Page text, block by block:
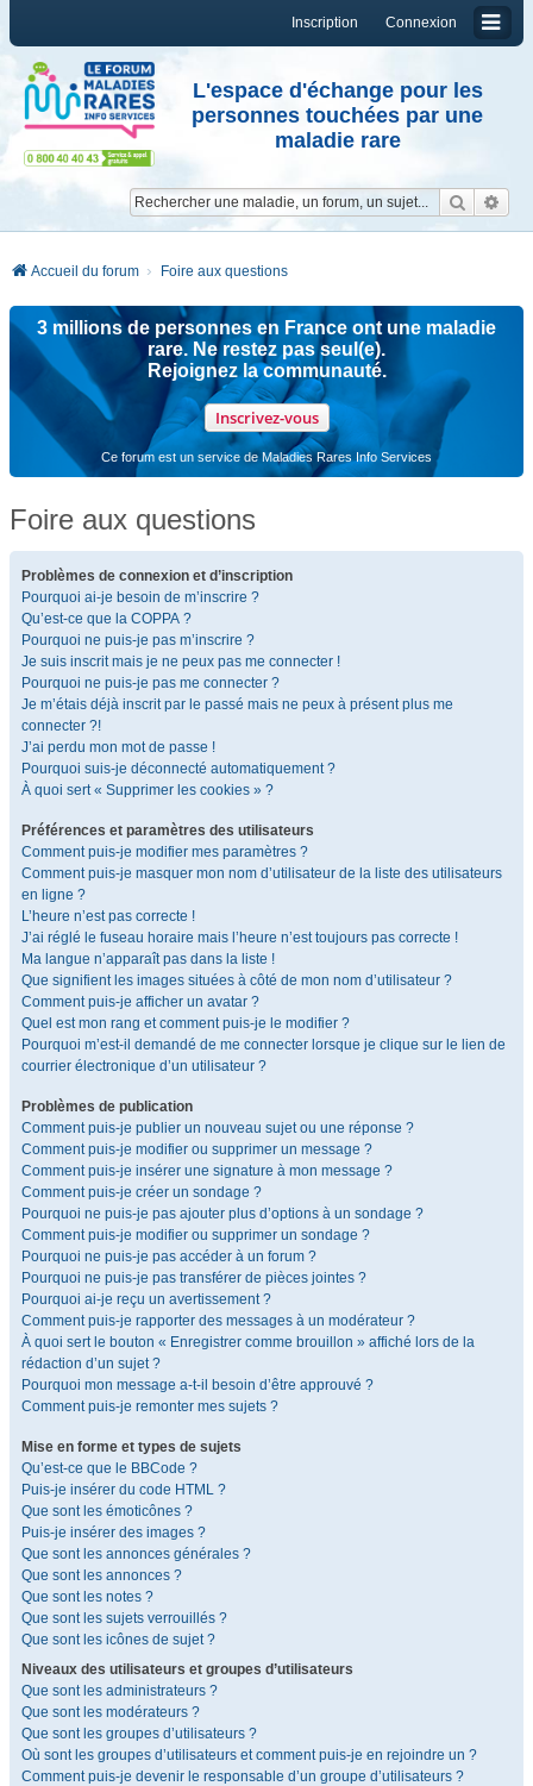
Connexion
Inscription
L'espace d'échange pour les
personnes touchées par une
maladie rare
Accueil du forum Foire aux questions
3 millions de personnes en France ont une maladie
rare. Ne restez pas seul(e).
Rejoignez la communauté.
Inscrivez-vous
Ce forum est un service de Maladies Rares Info Services
Foire aux questions
Problèmes de connexion et d’inscription
Pourquoi ai-je besoin de m’inscrire ?
Qu’est-ce que la COPPA ?
Pourquoi ne puis-je pas m’inscrire ?
Je suis inscrit mais je ne peux pas me connecter !
Pourquoi ne puis-je pas me connecter ?
Je m’étais déjà inscrit par le passé mais ne peux à présent plus me
connecter ?!
J’ai perdu mon mot de passe !
Pourquoi suis-je déconnecté automatiquement ?
À quoi sert « Supprimer les cookies » ?
Préférences et paramètres des utilisateurs
Comment puis-je modifier mes paramètres ?
Comment puis-je masquer mon nom d’utilisateur de la liste des utilisateurs
en ligne ?
L’heure n’est pas correcte !
J’ai réglé le fuseau horaire mais l’heure n’est toujours pas correcte !
Ma langue n’apparaît pas dans la liste !
Que signifient les images situées à côté de mon nom d’utilisateur ?
Comment puis-je afficher un avatar ?
Quel est mon rang et comment puis-je le modifier ?
Pourquoi m’est-il demandé de me connecter lorsque je clique sur le lien de
courrier électronique d’un utilisateur ?
Problèmes de publication
Comment puis-je publier un nouveau sujet ou une réponse ?
Comment puis-je modifier ou supprimer un message ?
Comment puis-je insérer une signature à mon message ?
Comment puis-je créer un sondage ?
Pourquoi ne puis-je pas ajouter plus d’options à un sondage ?
Comment puis-je modifier ou supprimer un sondage ?
Pourquoi ne puis-je pas accéder à un forum ?
Pourquoi ne puis-je pas transférer de pièces jointes ?
Pourquoi ai-je reçu un avertissement ?
Comment puis-je rapporter des messages à un modérateur ?
À quoi sert le bouton « Enregistrer comme brouillon » affiché lors de la
rédaction d’un sujet ?
Pourquoi mon message a-t-il besoin d’être approuvé ?
Comment puis-je remonter mes sujets ?
Mise en forme et types de sujets
Qu’est-ce que le BBCode ?
Puis-je insérer du code HTML ?
Que sont les émoticônes ?
Puis-je insérer des images ?
Que sont les annonces générales ?
Que sont les annonces ?
Que sont les notes ?
Que sont les sujets verrouillés ?
Que sont les icônes de sujet ?
Niveaux des utilisateurs et groupes d’utilisateurs
Que sont les administrateurs ?
Que sont les modérateurs ?
Que sont les groupes d’utilisateurs ?
Où sont les groupes d’utilisateurs et comment puis-je en rejoindre un ?
Comment puis-je devenir le responsable d’un groupe d’utilisateurs ?